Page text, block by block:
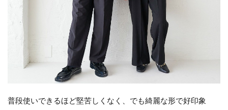
普段使いできるほど堅苦しくなく、でも綺麗な形で好印象